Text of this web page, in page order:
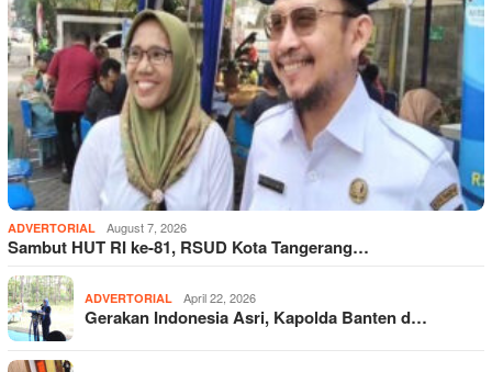
ADVERTORIAL August 7, 2026
Sambut HUT RI ke-81, RSUD Kota Tangerang…
ADVERTORIAL April 22, 2026
Gerakan Indonesia Asri, Kapolda Banten d…